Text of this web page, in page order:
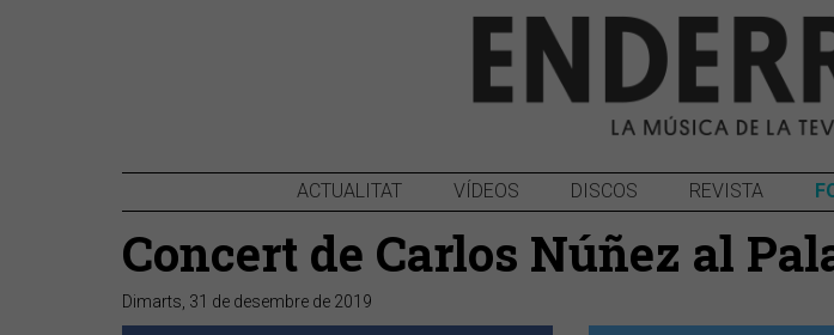
ACTUALITAT VÍDEOS DISCOS REVISTA
Concert de Carlos Núñez al
Dimarts, 31 de desembre de 2019